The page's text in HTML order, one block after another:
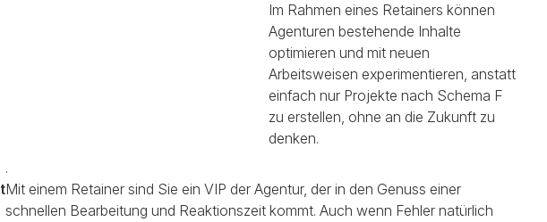
Im Rahmen eines Retainers können
Agenturen bestehende Inhalte
optimieren und mit neuen
Arbeitsweisen experimentieren, anstatt
einfach nur Projekte nach Schema F
zu erstellen, ohne an die Zukunft zu
denken.
.
Mit einem Retainer sind Sie ein VIP der Agentur, der in den Genuss einer
schnellen Bearbeitung und Reaktionszeit kommt. Auch wenn Fehler natürlich